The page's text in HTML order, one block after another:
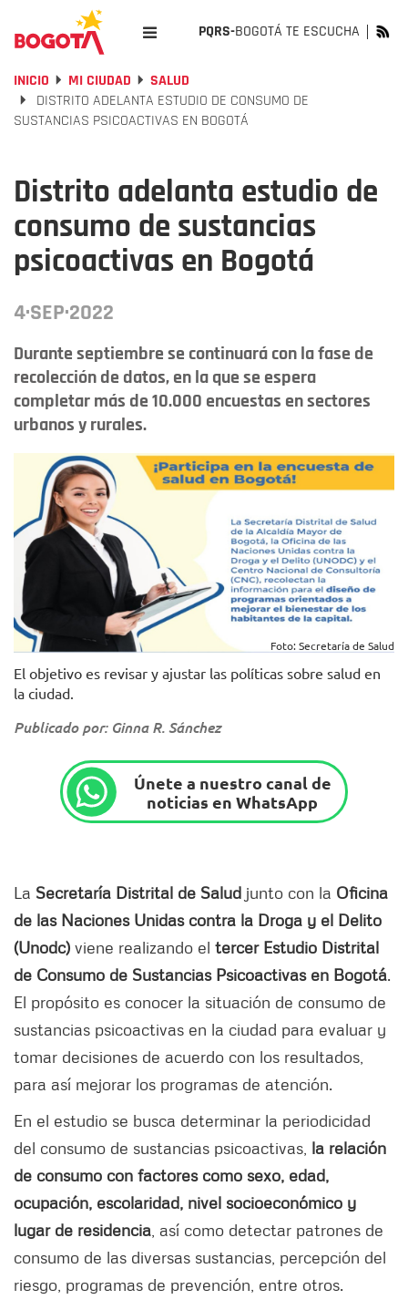
PQRS-BOGOTÁ TE ESCUCHA
INICIO MI CIUDAD
SALUD
DISTRITO ADELANTA ESTUDIO DE CONSUMO DE
SUSTANCIAS PSICOACTIVAS EN BOGOTÁ
Distrito adelanta estudio de
consumo de sustancias
psicoactivas en Bogotá
4·SEP·2022
Durante septiembre se continuará con la fase de
recolección de datos, en la que se espera
completar más de 10.000 encuestas en sectores
urbanos y rurales.
Foto: Secretaría de Salud
El objetivo es revisar y ajustar las políticas sobre salud en
la ciudad.
Publicado por: Ginna R. Sánchez
Únete a nuestro canal de
noticias en WhatsApp
La Secretaría Distrital de Salud junto con la Oficina
de las Naciones Unidas contra la Droga y el Delito
(Unodc) viene realizando el tercer Estudio Distrital
de Consumo de Sustancias Psicoactivas en Bogotá.
El propósito es conocer la situación de consumo de
sustancias psicoactivas en la ciudad para evaluar y
tomar decisiones de acuerdo con los resultados,
para así mejorar los programas de atención.
En el estudio se busca determinar la periodicidad
del consumo de sustancias psicoactivas, la relación
de consumo con factores como sexo, edad,
ocupación, escolaridad, nivel socioeconómico y
lugar de residencia , así como detectar patrones de
consumo de las diversas sustancias, percepción del
riesgo, programas de prevención, entre otros.